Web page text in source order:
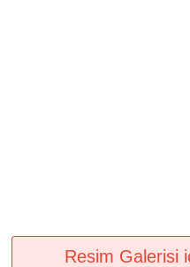
Resim Galerisi